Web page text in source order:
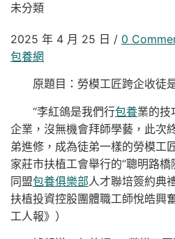
未分類
2025 年 4 月 25 日 / 0
包養網
原題目：勞模工匠跨企收徒
“李紅鴿是我們行包養業的技
企業，沒無機會拜師學藝，此次
弟進修，成為徒弟一樣的勞模工
家莊市扶植工會舉行的“聰明路橋
同盟包養俱樂部人才聯培簽約典
扶植投資控股團體職工師悅皓興
工人報》）